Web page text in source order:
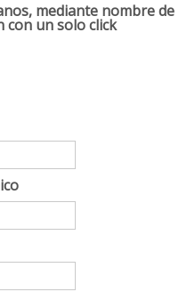
mediante nombre de
con un solo click